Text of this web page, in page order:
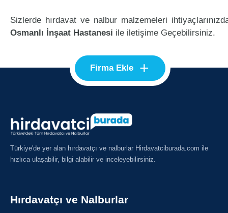
Sizlerde hırdavat ve nalbur malzemeleri
Osmanlı İnşaat Hastanesi ile iletişime Geçebilirsiniz.
Firma Ekle +
Türkiye'de yer alan hırdavatçı ve nalburlar Hirdavatciburada.com ile
hızlıca ulaşabilir, bilgi alabilir ve inceleyebilirsiniz.
Hırdavatçı ve Nalburlar